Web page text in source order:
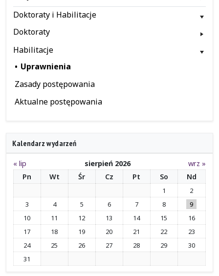
Doktoraty i Habilitacje
Doktoraty
Habilitacje
Uprawnienia
Zasady postępowania
Aktualne postępowania
Kalendarz wydarzeń
« lip sierpień 2026
wrz »
Pn
Wt Śr Cz Pt So Nd
1
2
3
4 5 6 7 8
9
10
11 12 13 14 15
16
17
18 19 20 21 22
23
24
25 26 27 28 29
30
31